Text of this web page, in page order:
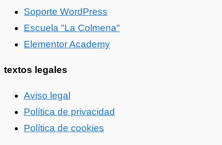
Soporte WordPress
Escuela "La Colmena"
Elementor Academy
textos legales
Aviso legal
Política de privacidad
Política de cookies